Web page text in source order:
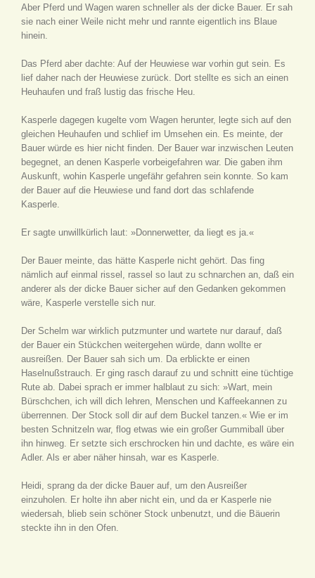
Aber Pferd und Wagen waren schneller als der dicke Bauer. Er sah
sie nach einer Weile nicht mehr und rannte eigentlich ins Blaue
hinein.
Das Pferd aber dachte: Auf der Heuwiese war vorhin gut sein. Es
lief daher nach der Heuwiese zurück. Dort stellte es sich an einen
Heuhaufen und fraß lustig das frische Heu.
Kasperle dagegen kugelte vom Wagen herunter, legte sich auf den
gleichen Heuhaufen und schlief im Umsehen ein. Es meinte, der
Bauer würde es hier nicht finden. Der Bauer war inzwischen Leuten
begegnet, an denen Kasperle vorbeigefahren war. Die gaben ihm
Auskunft, wohin Kasperle ungefähr gefahren sein konnte. So kam
der Bauer auf die Heuwiese und fand dort das schlafende
Kasperle.
Er sagte unwillkürlich laut: »Donnerwetter, da liegt es ja.«
Der Bauer meinte, das hätte Kasperle nicht gehört. Das fing
nämlich auf einmal rissel, rassel so laut zu schnarchen an, daß ein
anderer als der dicke Bauer sicher auf den Gedanken gekommen
wäre, Kasperle verstelle sich nur.
Der Schelm war wirklich putzmunter und wartete nur darauf, daß
der Bauer ein Stückchen weitergehen würde, dann wollte er
ausreißen. Der Bauer sah sich um. Da erblickte er einen
Haselnußstrauch. Er ging rasch darauf zu und schnitt eine tüchtige
Rute ab. Dabei sprach er immer halblaut zu sich: »Wart, mein
Bürschchen, ich will dich lehren, Menschen und Kaffeekannen zu
überrennen. Der Stock soll dir auf dem Buckel tanzen.« Wie er im
besten Schnitzeln war, flog etwas wie ein großer Gummiball über
ihn hinweg. Er setzte sich erschrocken hin und dachte, es wäre ein
Adler. Als er aber näher hinsah, war es Kasperle.
Heidi, sprang da der dicke Bauer auf, um den Ausreißer
einzuholen. Er holte ihn aber nicht ein, und da er Kasperle nie
wiedersah, blieb sein schöner Stock unbenutzt, und die Bäuerin
steckte ihn in den Ofen.